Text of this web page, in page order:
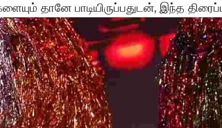
தானே பாடியிருப்பதுடன், இந்த